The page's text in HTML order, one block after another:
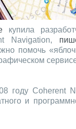
купила
Navigation,
помочь
году Coherent
и